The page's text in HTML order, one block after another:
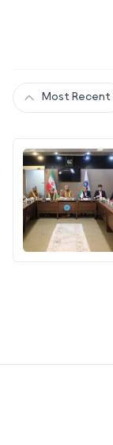
Most Recent